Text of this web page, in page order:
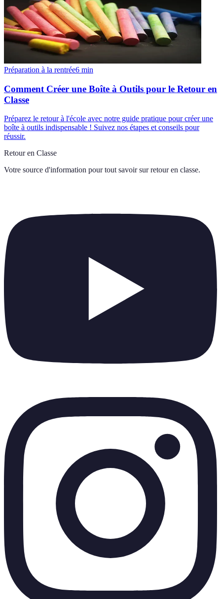
Préparation à la rentrée6 min
Comment Créer une Boîte à Outils pour le Retour en
Classe
Préparez le retour à l'école avec notre guide pratique pour créer une
boîte à outils indispensable ! Suivez nos étapes et conseils pour
réussir.
Retour en Classe
Votre source d'information pour tout savoir sur retour en classe.